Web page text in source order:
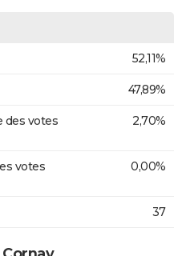
52,11%
47,89%
des votes
2,70%
votes
0,00%
37